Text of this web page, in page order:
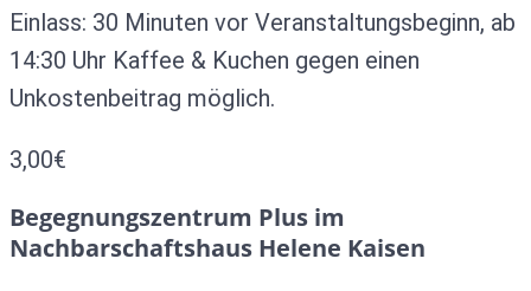
Einlass: 30 Minuten vor Veranstaltungsbeginn, ab
14:30 Uhr Kaffee & Kuchen gegen einen
Unkostenbeitrag möglich.
3,00€
Begegnungszentrum Plus im
Nachbarschaftshaus Helene Kaisen